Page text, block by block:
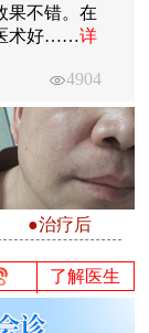
果不错。在
术好……详
4904
●治疗后
了解医生